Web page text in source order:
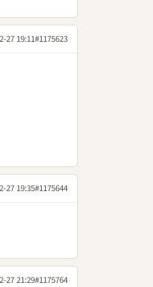
27 19:11#1175623
27 19:35#1175644
27 21:29#1175764